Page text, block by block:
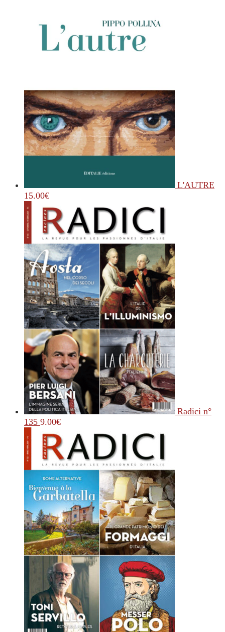
L'AUTRE
15.00€
Radici n°
135 9.00€